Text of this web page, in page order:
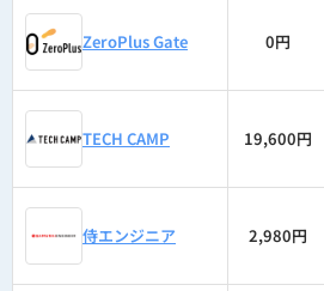
ZeroPlus Gate 0円
TECH CAMP 19,600円
侍エンジニア 2,980円